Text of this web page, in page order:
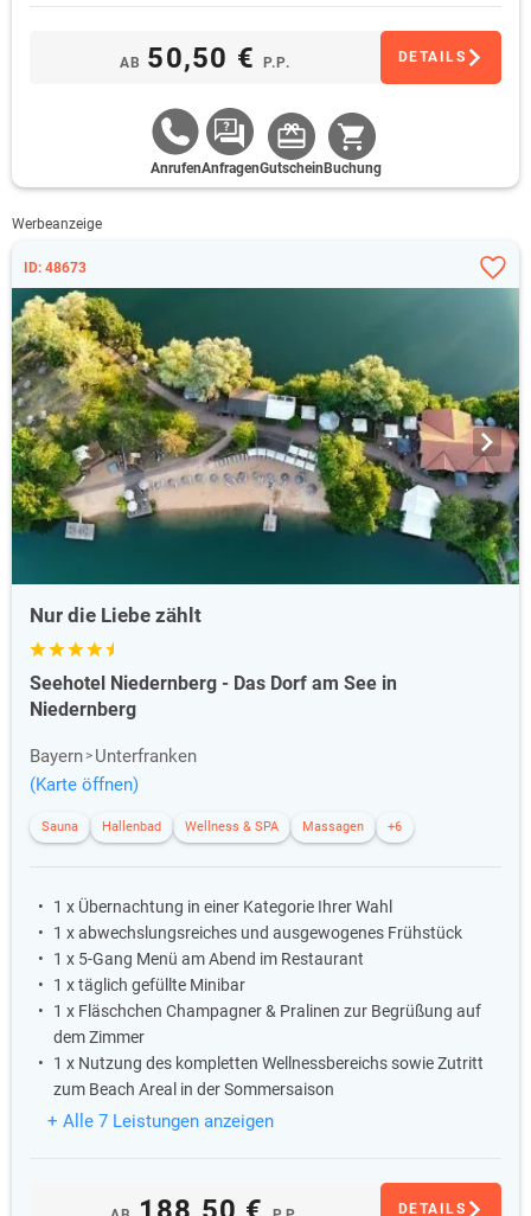
AB 50,50 € P.P. DETAILS
AnrufenAnfragenGutschein Buchung
Werbeanzeige
ID: 48673
Nur die Liebe zählt
Seehotel Niedernberg - Das Dorf am See in
Niedernberg
Bayern
Unterfranken
(Karte öffnen)
Sauna Hallenbad Wellness & SPA Massagen +6
1 x Übernachtung in einer Kategorie Ihrer Wahl
1 x abwechslungsreiches und ausgewogenes Frühstück
1 x 5-Gang Menü am Abend im Restaurant
1 x täglich gefüllte Minibar
1 x Fläschchen Champagner & Pralinen zur Begrüßung auf
dem Zimmer
1 x Nutzung des kompletten Wellnessbereichs sowie Zutritt
zum Beach Areal in der Sommersaison
+ Alle 7 Leistungen anzeigen
DETAILS